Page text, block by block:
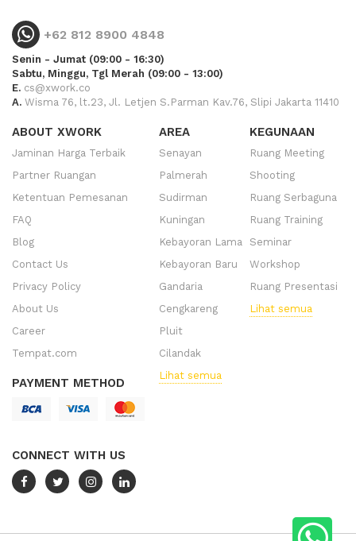
+62 812 8900 4848
Senin - Jumat (09:00 - 16:30)
Sabtu, Minggu, Tgl Merah (09:00 - 13:00)
E. cs@xwork.co
A. Wisma 76, lt.23, Jl. Letjen S.Parman Kav.76, Slipi Jakarta 11410
ABOUT XWORK
Jaminan Harga Terbaik
Partner Ruangan
Ketentuan Pemesanan
FAQ
Blog
Contact Us
Privacy Policy
About Us
Career
Tempat.com
PAYMENT METHOD
CONNECT WITH US
AREA
Senayan
Palmerah
Sudirman
Kuningan
Kebayoran Lama
Kebayoran Baru
Gandaria
Cengkareng
Pluit
Cilandak
Lihat semua
KEGUNAAN
Ruang Meeting
Shooting
Ruang Serbaguna
Ruang Training
Seminar
Workshop
Ruang Presentasi
Lihat semua